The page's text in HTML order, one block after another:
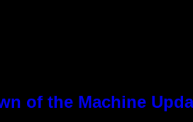
of the Machine